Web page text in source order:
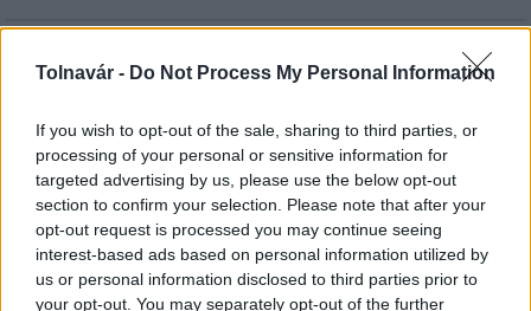
Tolnavár - Do Not Process My Personal Information
If you wish to opt-out of the sale, sharing to third parties, or
processing of your personal or sensitive information for
targeted advertising by us, please use the below opt-out
section to confirm your selection. Please note that after your
opt-out request is processed you may continue seeing
interest-based ads based on personal information utilized by
us or personal information disclosed to third parties prior to
your opt-out. You may separately opt-out of the further
MAGYAR ÉPÍTŐK
Útépítés